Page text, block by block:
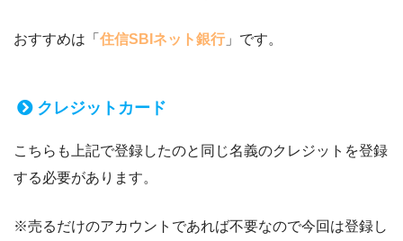
おすすめは「 住信SBIネット銀行」です。
クレジットカード
こちらも上記で登録したのと同じ名義のクレジットを登録
する必要があります。
※売るだけのアカウントであれば不要なので今回は登録し